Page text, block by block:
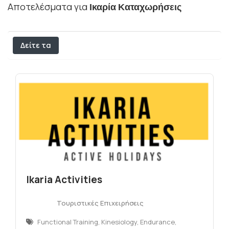
Αποτελέσματα για Ικαρία Καταχωρήσεις
Δείτε τα
Ikaria Activities
Τουριστικές Επιχειρήσεις
Functional Training, Kinesiology, Endurance,